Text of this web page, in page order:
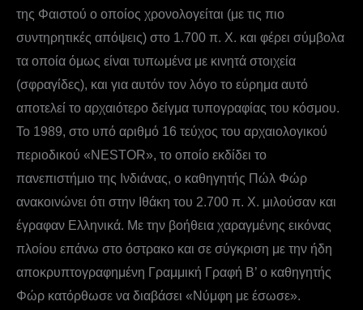
της Φαιστού ο οποίος χρονολογείται (με τις πιο
συντηρητικές απόψεις) στο 1.700 π. Χ. και φέρει σύμβολα
τα οποία όμως είναι τυπωμένα με κινητά στοιχεία
(σφραγίδες), και για αυτόν τον λόγο το εύρημα αυτό
αποτελεί το αρχαιότερο δείγμα τυπογραφίας του κόσμου.
Το 1989, στο υπό αριθμό 16 τεύχος του αρχαιολογικού
περιοδικού «NESTOR», το οποίο εκδίδει το
πανεπιστήμιο της Ινδιάνας, ο καθηγητής Πώλ Φώρ
ανακοινώνει ότι στην Ιθάκη του 2.700 π. Χ. μιλούσαν και
έγραφαν Ελληνικά. Με την βοήθεια χαραγμένης εικόνας
πλοίου επάνω στο όστρακο και σε σύγκριση με την ήδη
αποκρυπτογραφημένη Γραμμική Γραφή Β’ ο καθηγητής
Φώρ κατόρθωσε να διαβάσει «Νύμφη με έσωσε».